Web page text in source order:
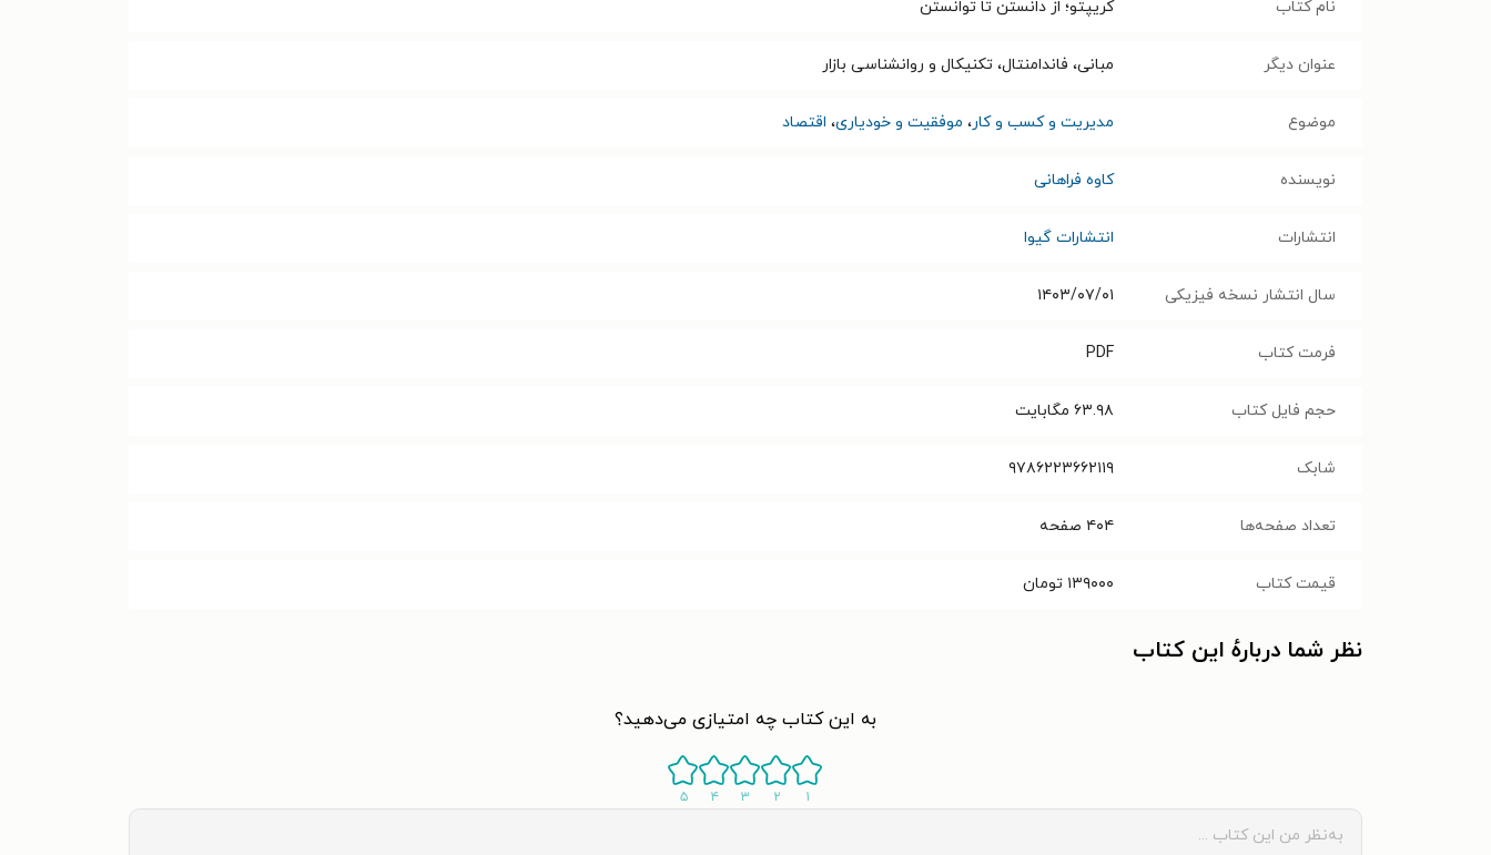
نام کتاب کریپتو؛ از دانستن تا توانستن
عنوان دیگر مبانی، فاندامنتال، تکنیکال و روانشناسی بازار
موضوع مدیریت و کسب و کار، موفقیت و خودیاری، اقتصاد
نویسنده کاوه فراهانی
انتشارات انتشارات گیوا
سال انتشار نسخه فیزیکی ۱۴۰۳/۰۷/۰۱
فرمت کتاب PDF
حجم فایل کتاب ۶۳.۹۸ مگابایت
شابک ۹۷۸۶۲۲۳۶۶۲۱۱۹
تعداد صفحه‌ها ۴۰۴ صفحه
قیمت کتاب ۱۳۹۰۰۰ تومان
نظر شما دربارهٔ این کتاب
به این کتاب چه امتیازی می‌دهید؟
۱ ۲ ۳ ۴ ۵